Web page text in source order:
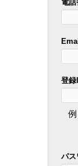
電
登録
パス